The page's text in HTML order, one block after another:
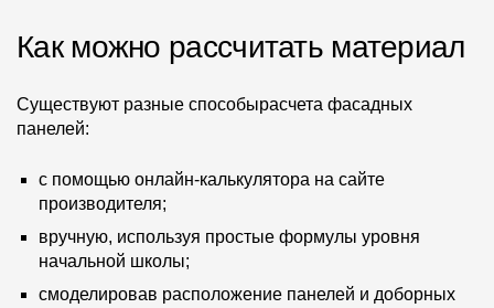
Статьи
Сервисы
Конструктор
Как можно рассчитать материал
Существуют разные способырасчета фасадных
панелей:
с помощью онлайн-калькулятора на сайте
производителя;
вручную, используя простые формулы уровня
начальной школы;
смоделировав расположение панелей и доборных